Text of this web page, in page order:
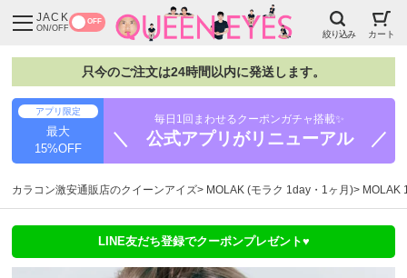
JACK
ON/OFF
OFF
絞り込み カート
只今のご注文は24時間以内に発送します。
アプリ限定
最大
15%OFF
毎日1回まわせるクーポンガチャ搭載✨
＼ 公式アプリがリニューアル ／
カラコン激安通販店のクイーンアイズ MOLAK (モラク 1day・1ヶ月) MOLAK
LINE友だち登録でクーポンプレゼント♥